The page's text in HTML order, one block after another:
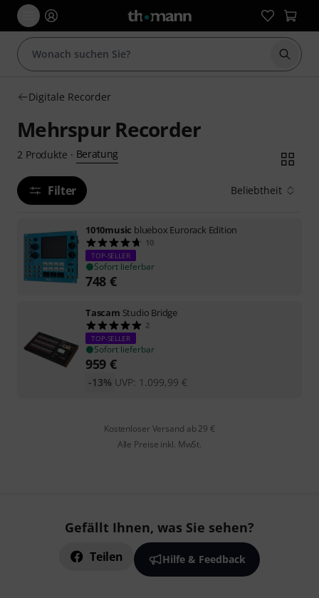
Suche
Digitale Recorder
Mehrspur Recorder
2 Produkte · Beratung
Filter Beliebtheit
1010music bluebox Eurorack Edition
10
TOP-SELLER
Sofort lieferbar
748 €
Tascam Studio Bridge
2
TOP-SELLER
Sofort lieferbar
959 €
UVP: 1.099,99 €
-13%
Kostenloser Versand ab 29 €
Alle Preise inkl. MwSt.
Gefällt Ihnen, was Sie sehen?
Teilen Hilfe & Feedback